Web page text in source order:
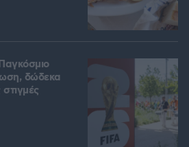
δώδεκα
στιγμές